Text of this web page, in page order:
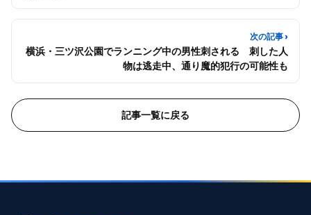
次の記事 ›
横浜・三ツ沢公園でランニング中の男性刺される 刺した人
物は逃走中、通り魔的犯行の可能性も
記事一覧に戻る